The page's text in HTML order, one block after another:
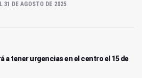
31 DE AGOSTO DE 2025
a tener urgencias en el centro el 15 de